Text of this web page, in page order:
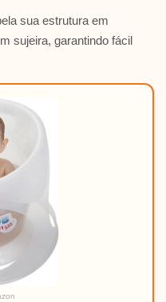
sua estrutura em
sujeira, garantindo fácil